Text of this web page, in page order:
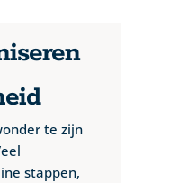
te zijn
stappen,